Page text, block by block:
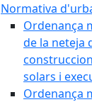
Normativa
Ordenança
de la neteja
solars i
Ordenança